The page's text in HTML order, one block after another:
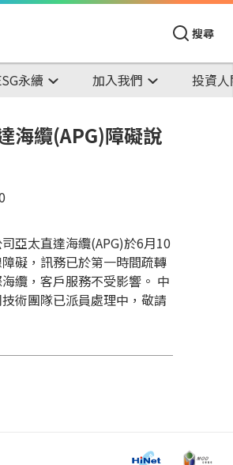
搜尋
永續 加入我們 投資
海纜(APG)障礙說
亞太直達海纜(APG)於6月10
礙，訊務已於第一時間疏轉
纜，客戶服務不受影響。 中
術團隊已派員處理中，敬請